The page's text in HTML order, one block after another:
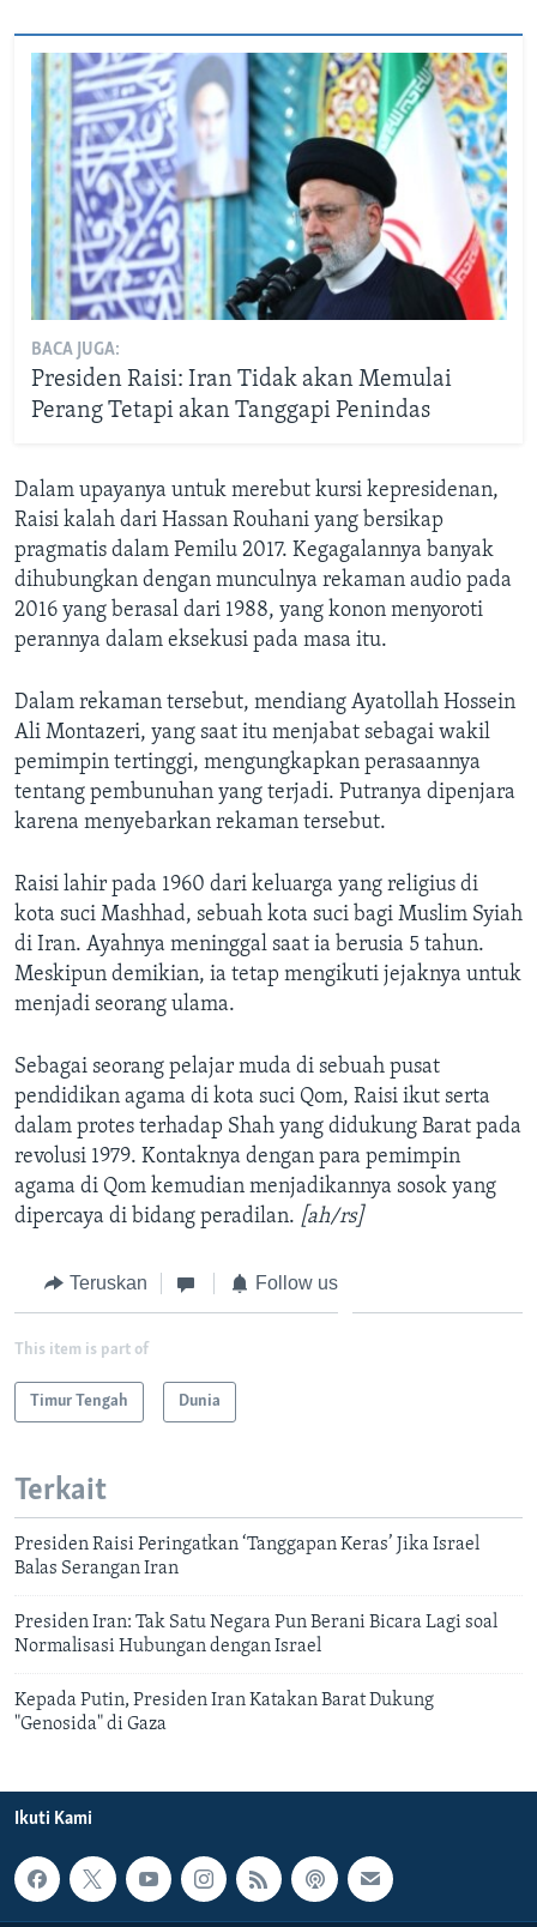
BACA JUGA:
Presiden Raisi: Iran Tidak akan Memulai
Perang Tetapi akan Tanggapi Penindas
Dalam upayanya untuk merebut kursi kepresidenan,
Raisi kalah dari Hassan Rouhani yang bersikap
pragmatis dalam Pemilu 2017. Kegagalannya banyak
dihubungkan dengan munculnya rekaman audio pada
2016 yang berasal dari 1988, yang konon menyoroti
perannya dalam eksekusi pada masa itu.
Dalam rekaman tersebut, mendiang Ayatollah Hossein
Ali Montazeri, yang saat itu menjabat sebagai wakil
pemimpin tertinggi, mengungkapkan perasaannya
tentang pembunuhan yang terjadi. Putranya dipenjara
karena menyebarkan rekaman tersebut.
Raisi lahir pada 1960 dari keluarga yang religius di
kota suci Mashhad, sebuah kota suci bagi Muslim Syiah
di Iran. Ayahnya meninggal saat ia berusia 5 tahun.
Meskipun demikian, ia tetap mengikuti jejaknya untuk
menjadi seorang ulama.
Sebagai seorang pelajar muda di sebuah pusat
pendidikan agama di kota suci Qom, Raisi ikut serta
dalam protes terhadap Shah yang didukung Barat pada
revolusi 1979. Kontaknya dengan para pemimpin
agama di Qom kemudian menjadikannya sosok yang
dipercaya di bidang peradilan. [ah/rs]
Teruskan Follow us
This item is part of
Timur Tengah Dunia
Terkait
Presiden Raisi Peringatkan ‘Tanggapan Keras’ Jika Israel
Balas Serangan Iran
Presiden Iran: Tak Satu Negara Pun Berani Bicara Lagi soal
Normalisasi Hubungan dengan Israel
Kepada Putin, Presiden Iran Katakan Barat Dukung
"Genosida" di Gaza
Ikuti Kami